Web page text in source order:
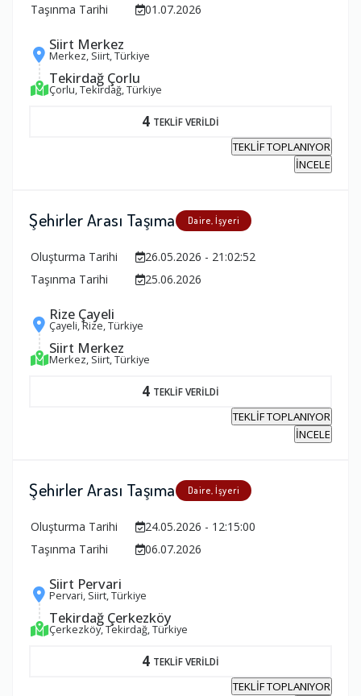
Taşınma Tarihi
01.07.2026
Siirt Merkez
Merkez, Siirt, Türkiye
Tekirdağ Çorlu
Çorlu, Tekirdağ, Türkiye
4 TEKLİF VERİLDİ
TEKLİF TOPLANIYOR
İNCELE
Şehirler Arası Taşıma Daire, İşyeri
Oluşturma Tarihi
26.05.2026 - 21:02:52
Taşınma Tarihi
25.06.2026
Rize Çayeli
Çayeli, Rize, Türkiye
Siirt Merkez
Merkez, Siirt, Türkiye
4 TEKLİF VERİLDİ
TEKLİF TOPLANIYOR
İNCELE
Şehirler Arası Taşıma Daire, İşyeri
Oluşturma Tarihi
24.05.2026 - 12:15:00
Taşınma Tarihi
06.07.2026
Siirt Pervari
Pervari, Siirt, Türkiye
Tekirdağ Çerkezköy
Çerkezköy, Tekirdağ, Türkiye
4 TEKLİF VERİLDİ
TEKLİF TOPLANIYOR